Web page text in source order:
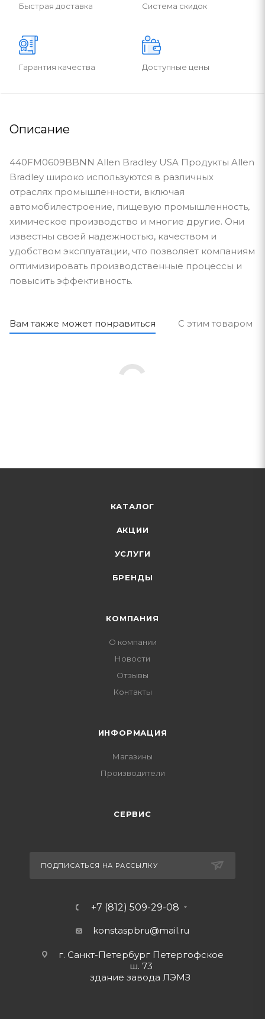
Быстрая доставка Система скидок
Гарантия качества Доступные цены
Описание
440FM0609BBNN Allen Bradley USA Продукты Allen
Bradley широко используются в различных
отраслях промышленности, включая
автомобилестроение, пищевую промышленность,
химическое производство и многие другие. Они
известны своей надежностью, качеством и
удобством эксплуатации, что позволяет компаниям
оптимизировать производственные процессы и
повысить эффективность.
Вам также может понравиться С этим товаром
КАТАЛОГ
АКЦИИ
УСЛУГИ
БРЕНДЫ
КОМПАНИЯ
О компании
Новости
Отзывы
Контакты
ИНФОРМАЦИЯ
Магазины
Производители
СЕРВИС
ПОДПИСАТЬСЯ НА РАССЫЛКУ
+7 (812) 509-29-08
konstaspbru@mail.ru
г. Санкт-Петербург Петергофское
ш. 73
здание завода ЛЭМЗ